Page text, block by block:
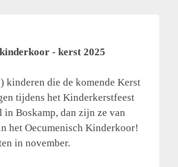
- kerst 2025
kinderen die de komende Kerst
tijdens het Kinderkerstfeest
in Boskamp, dan zijn ze van
het Oecumenisch Kinderkoor!
in november.